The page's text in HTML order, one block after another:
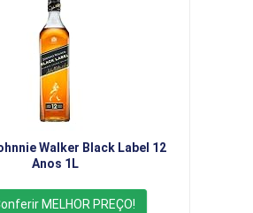
Walker Black Label 12
Anos 1L
MELHOR PREÇO!